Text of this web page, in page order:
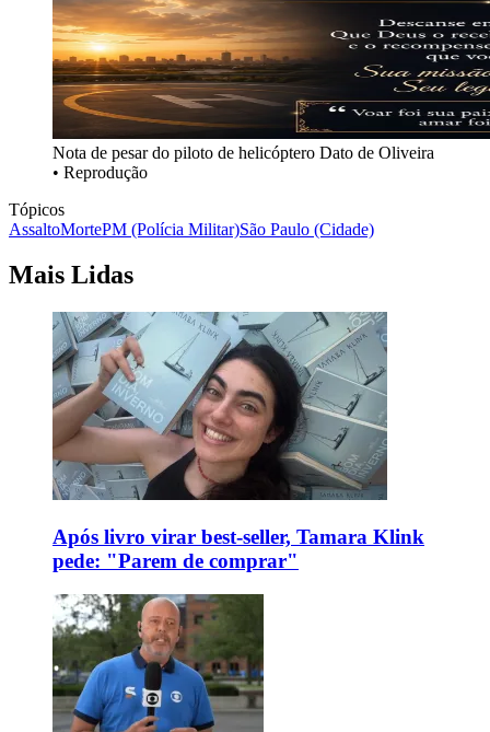
Nota de pesar do piloto de helicóptero Dato de Oliveira
• Reprodução
Tópicos
AssaltoMortePM (Polícia Militar)São Paulo (Cidade)
Mais Lidas
Após livro virar best-seller, Tamara Klink
pede: "Parem de comprar"